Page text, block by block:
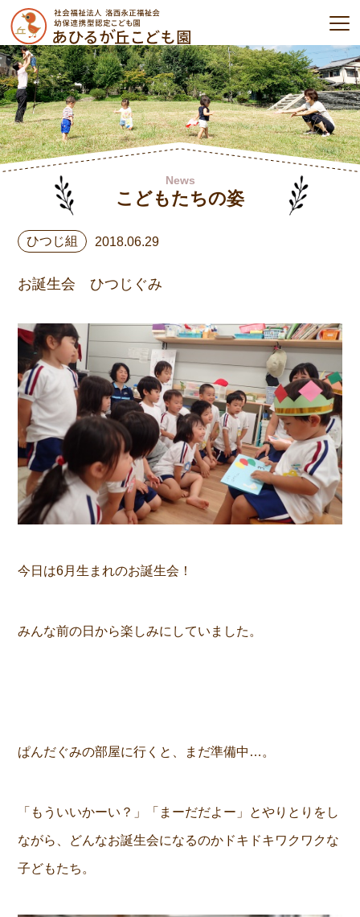
News
こどもたちの姿
ひつじ組 2018.06.29
お誕生会 ひつじぐみ
今日は6月生まれのお誕生会！
みんな前の日から楽しみにしていました。
ぱんだぐみの部屋に行くと、まだ準備中…。
「もういいかーい？」「まーだだよー」とやりとりをし
ながら、どんなお誕生会になるのかドキドキワクワクな
子どもたち。